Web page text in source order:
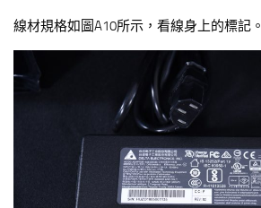
線材規格如圖A10所示，看線身上的標記。